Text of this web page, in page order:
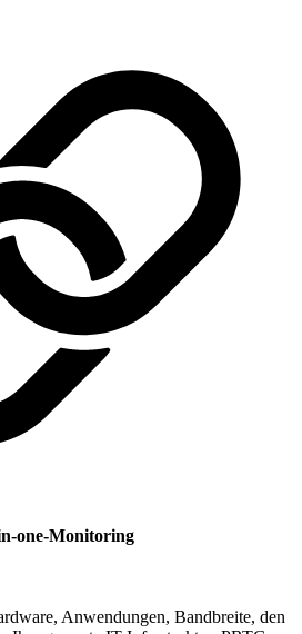
one-Monitoring
Anwendungen, Bandbreite, den